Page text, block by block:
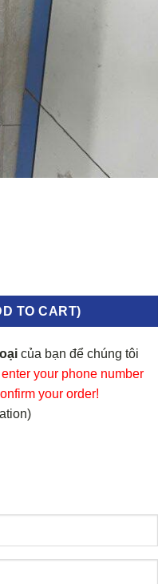
2017 | 467903X200 số
TO CART)
của bạn để chúng tôi
your phone number
your order!